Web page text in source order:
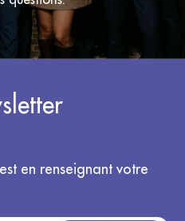
en renseignant votre